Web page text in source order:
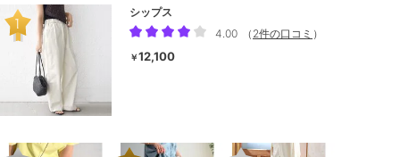
シップス
4.00
（ 2件の口コミ ）
￥12,100